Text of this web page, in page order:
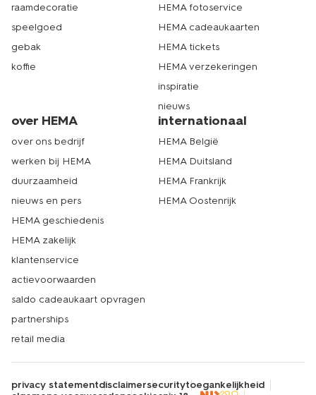
raamdecoratie
speelgoed
gebak
koffie
HEMA fotoservice
HEMA cadeaukaarten
HEMA tickets
HEMA verzekeringen
inspiratie
nieuws
over HEMA
over ons bedrijf
werken bij HEMA
duurzaamheid
nieuws en pers
HEMA geschiedenis
HEMA zakelijk
klantenservice
actievoorwaarden
saldo cadeaukaart opvragen
partnerships
retail media
internationaal
HEMA België
HEMA Duitsland
HEMA Frankrijk
HEMA Oostenrijk
privacy statementdisclaimersecuritytoegankelijkheid